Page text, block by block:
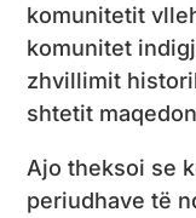
komunitetit
komunitet
zhvillimit
shtetit
Ajo theksoi se
periudhave të